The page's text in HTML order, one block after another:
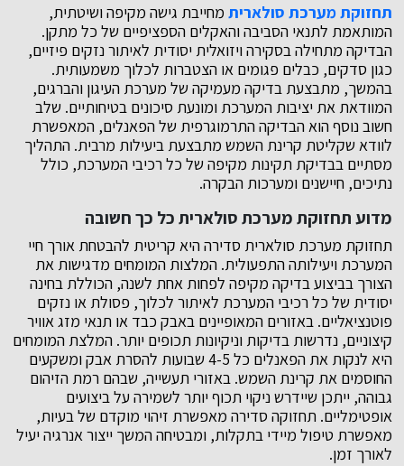
תחזוקת מערכת סולאריתמחייבת גישה מקיפה ושיטתית,
המותאמת לתנאי הסביבה והאקלים הספציפיים של כל מתקן.
הבדיקה מתחילה בסקירה ויזואלית יסודית לאיתור נזקים פיזיים,
כגון סדקים, כבלים פגומים או הצטברות לכלוך משמעותית.
בהמשך, מתבצעת בדיקה מעמיקה של מערכת העיגון והברגים,
המוודאת את יציבות המערכת ומונעת סיכונים בטיחותיים. שלב
חשוב נוסף הוא הבדיקה התרמוגרפית של הפאנלים, המאפשרת
לוודא שקליטת קרינת השמש מתבצעת ביעילות מרבית. התהליך
מסתיים בבדיקת תקינות מקיפה של כל רכיבי המערכת, כולל
נתיכים, חיישנים ומערכות הבקרה.
מדוע תחזוקת מערכת סולארית כל כך חשובה
תחזוקת מערכת סולארית סדירה היא קריטית להבטחת אורך חיי
המערכת ויעילותה התפעולית. המלצות המומחים מדגישות את
הצורך בביצוע בדיקה מקיפה לפחות אחת לשנה, הכוללת בחינה
יסודית של כל רכיבי המערכת לאיתור לכלוך, פסולת או נזקים
פוטנציאליים. באזורים המאופיינים באבק כבד או תנאי מזג אוויר
קיצוניים, נדרשות בדיקות וניקיונות תכופים יותר. המלצת המומחים
היא לנקות את הפאנלים כל 4-5 שבועות להסרת אבק ומשקעים
החוסמים את קרינת השמש. באזורי תעשייה, שבהם רמת הזיהום
גבוהה, ייתכן שיידרש ניקוי תכוף יותר לשמירה על ביצועים
אופטימליים. תחזוקה סדירה מאפשרת זיהוי מוקדם של בעיות,
מאפשרת טיפול מיידי בתקלות, ומבטיחה המשך ייצור אנרגיה יעיל
לאורך זמן.